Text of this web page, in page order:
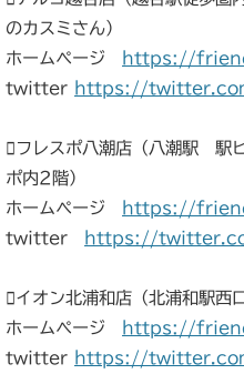
のカスミさん）
ホームページ
https://
twitter https://
フレスポ八潮店（八潮駅 駅
ポ内2階）
ホームページ
https://
twitter
https://
イオン北浦和店（北浦和駅西
ホームページ
https://
twitter https://